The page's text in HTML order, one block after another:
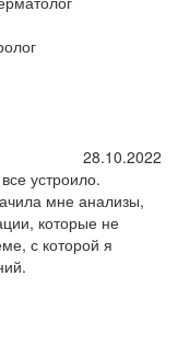
28.10.2022
устроило.
мне анализы,
которые не
с которой я